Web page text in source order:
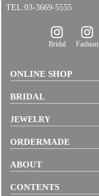
TEL:03-3669-5555
Bridal Fashion
ONLINE SHOP
BRIDAL
JEWELRY
ORDERMADE
ABOUT
CONTENTS